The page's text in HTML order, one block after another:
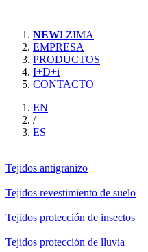
NEW! ZIMA
EMPRESA
PRODUCTOS
I+D+i
CONTACTO
EN
/
ES
Tejidos antigranizo
Tejidos revestimiento de suelo
Tejidos protección de insectos
Tejidos protección de lluvia